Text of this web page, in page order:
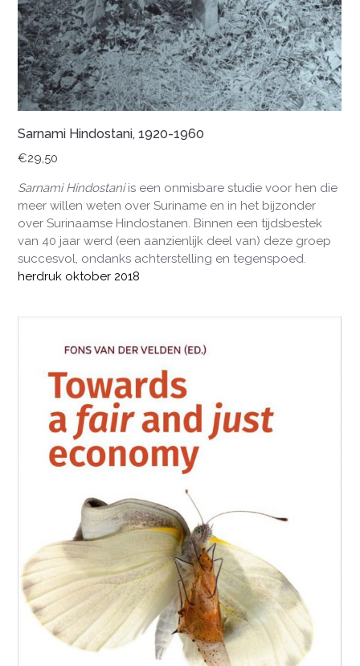
Sarnami Hindostani, 1920-1960
€29,50
Sarnami Hindostaniis een onmisbare studie voor hen die
meer willen weten over Suriname en in het bijzonder
over Surinaamse Hindostanen. Binnen een tijdsbestek
van 40 jaar werd (een aanzienlijk deel van) deze groep
succesvol, ondanks achterstelling en tegenspoed.
herdruk oktober 2018